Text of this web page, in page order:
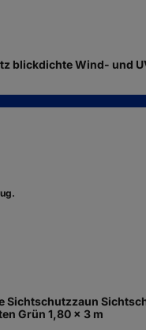
blickdichte Wind- und
Sichtschutzzaun
Grün 1,80 x 3 m